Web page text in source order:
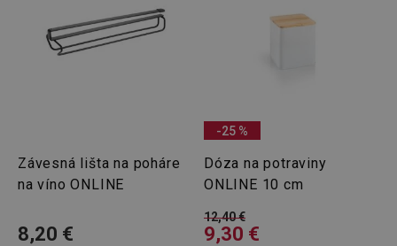
Závesná lišta na poháre
na víno ONLINE
8,20 €
-25 %
Dóza na potraviny
ONLINE 10 cm
12,40 €
9,30 €